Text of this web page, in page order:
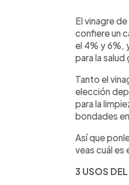
El vinagre
confiere un
el 4% y 6%,
para la
Tanto el
elección
para la
bondades
Así que
veas cuál es
3 USOS